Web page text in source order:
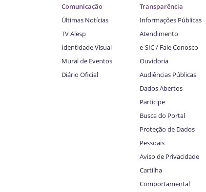
Comunicação
Últimas Notícias
TV Alesp
Identidade Visual
Mural de Eventos
Diário Oficial
Transparência
Informações Públicas
Atendimento
e-SIC / Fale Conosco
Ouvidoria
Audiências Públicas
Dados Abertos
Participe
Busca do Portal
Proteção de Dados
Pessoais
Aviso de Privacidade
Cartilha
Comportamental